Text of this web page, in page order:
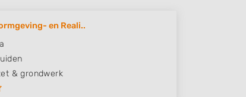
en Reali..
& grondwerk